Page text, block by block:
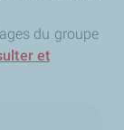
du groupe
et